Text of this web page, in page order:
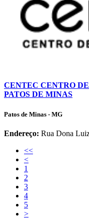
CENTEC CENTRO
PATOS DE MINAS
Patos de Minas - MG
Endereço: Rua Dona
<<
<
1
2
3
4
5
>